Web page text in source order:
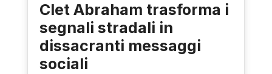
Clet Abraham trasforma i
segnali stradali in
dissacranti messaggi
sociali